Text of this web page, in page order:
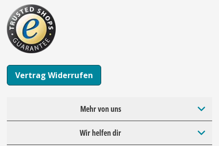
Vertrag Widerrufen
Mehr von uns
Wir helfen dir